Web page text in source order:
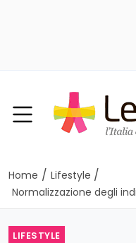
Home / Lifestyle /
Normalizzazione degli
LIFESTYLE